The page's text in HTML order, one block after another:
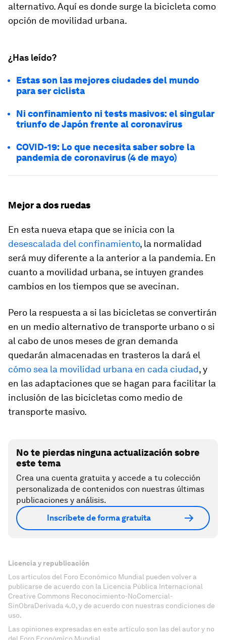
alternativo. Aquí es donde surge la bicicleta como
opción de movilidad urbana.
¿Has leído?
Estas son las mejores ciudades del mundo
para ser ciclista
Ni confinamiento ni tests masivos: el singular
triunfo de Japón frente al coronavirus
COVID-19: Lo que necesita saber sobre la
pandemia de coronavirus (4 de mayo)
Mejor a dos ruedas
En esta nueva etapa que se inicia con la
desescalada del confinamiento, la normalidad
será muy diferente a la anterior a la pandemia. En
cuanto a movilidad urbana, se intuyen grandes
cambios en los tiempos que se avecinan.
Pero la respuesta a si las bicicletas se convertirán
en un medio alternativo de transporte urbano o si
al cabo de unos meses de gran demanda
quedarán almacenadas en trasteros la dará el
cómo sea la movilidad urbana en cada ciudad, y
en las adaptaciones que se hagan para facilitar la
inclusión de las bicicletas como medio de
transporte masivo.
No te pierdas ninguna actualización sobre
este tema
Crea una cuenta gratuita y accede a tu colección
personalizada de contenidos con nuestras últimas
publicaciones y análisis.
Inscríbete de forma gratuita
Licencia y republicación
Los artículos del Foro Económico Mundial pueden volver a
publicarse de acuerdo con la Licencia Pública Internacional
Creative Commons Reconocimiento-NoComercial-
SinObraDerivada 4.0, y de acuerdo con nuestras condiciones de
uso.
Las opiniones expresadas en este artículo son las del autor y no
del Foro Económico Mundial.